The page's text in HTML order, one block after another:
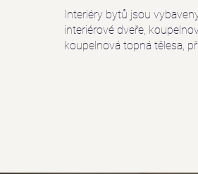
Interiéry bytů jsou
interiérové dveře,
koupelnová topná tělesa,